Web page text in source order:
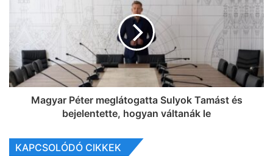
Magyar Péter meglátogatta Sulyok Tamást és
bejelentette, hogyan váltanák le
KAPCSOLÓDÓ CIKKEK